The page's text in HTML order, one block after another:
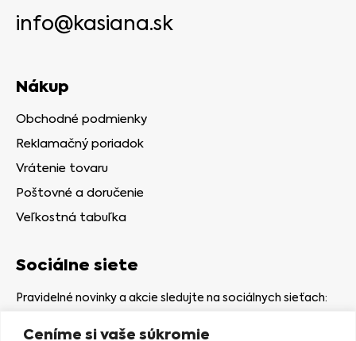
Ceníme si vaše súkromie
info@kasiana.sk
Nákup
Obchodné podmienky
Reklamačný poriadok
Vrátenie tovaru
Poštovné a doručenie
Veľkostná tabuľka
Sociálne siete
Pravidelné novinky a akcie sledujte na sociálnych sieťach: